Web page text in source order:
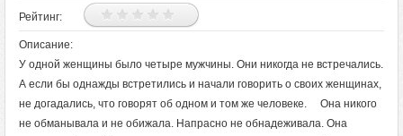
Рейтинг:
Описание:
У одной женщины было четыре мужчины. Они никогда не встречались.
А если бы однажды встретились и начали говорить о своих женщинах,
не догадались, что говорят об одном и том же человеке. Она никого
не обманывала и не обижала. Напрасно не обнадеживала. Она